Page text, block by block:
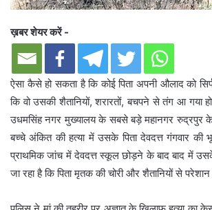
ख़बर शेयर करें -
ऐसा कैसे हो सकता है कि कोई पिता अपनी औलाद को
कि वो उसकी शैतानियों, शरारतों, बचपने से तंग आ गया
उधमसिंह नगर मुख्यालय के सबसे बड़े महानगर
बच्चे अंकित की हत्या में उसके पिता देवदत्त गंगवार की
प्राथमिक जांच में देवदत्त स्कूल छोड़ने के बाद बाद में
जा रहा है कि पिता मृतक की चोरी और शैतानियों से परेशान